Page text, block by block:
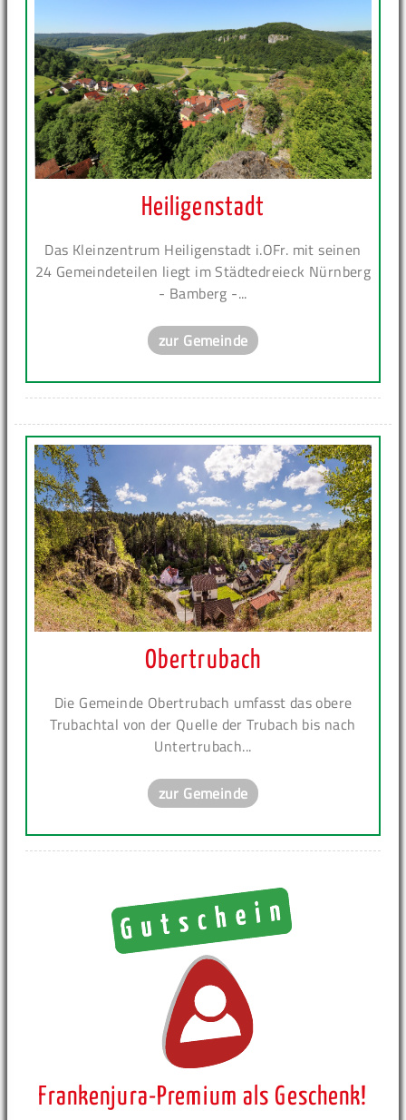
Heiligenstadt
Das Kleinzentrum Heiligenstadt i.OFr. mit seinen
24 Gemeindeteilen liegt im Städtedreieck Nürnberg
- Bamberg -...
zur Gemeinde
Obertrubach
Die Gemeinde Obertrubach umfasst das obere
Trubachtal von der Quelle der Trubach bis nach
Untertrubach...
zur Gemeinde
Frankenjura-Premium als Geschenk!